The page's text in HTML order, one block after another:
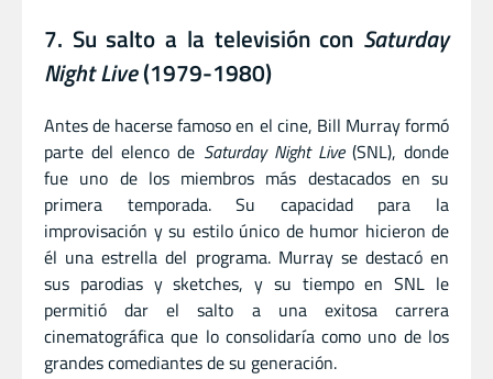
7. Su salto a la televisión con Saturday
Night Live(1979-1980)
Antes de hacerse famoso en el cine, Bill Murray formó
parte del elenco de Saturday Night Live(SNL), donde
fue uno de los miembros más destacados en su
primera temporada. Su capacidad para la
improvisación y su estilo único de humor hicieron de
él una estrella del programa. Murray se destacó en
sus parodias y sketches, y su tiempo en SNL le
permitió dar el salto a una exitosa carrera
cinematográfica que lo consolidaría como uno de los
grandes comediantes de su generación.